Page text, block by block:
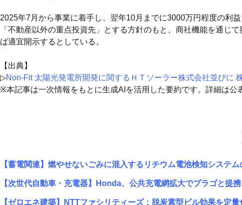
2025年7月から事業に着手し、翌年10月までに3000万円程度の利
「不動産以外の重点投資先」とする方針のもと、商社機能を通じ
ば適宜開示するとしている。
【出典】
▷Non-Fit 太陽光発電所開発に関するＨＴソーラー株式会社並びに
※本記事は一次情報をもとに生成AIを活用した要約です。詳細は公
【蓄電関連】燃やせないごみに混入するリチウム電池検知システム
【次世代自動車・充電器】Honda、公共充電網拡大でプラゴと提携
【ゼロエネ建築】NTTファシリティーズ：脱炭素型ビル効果を定量